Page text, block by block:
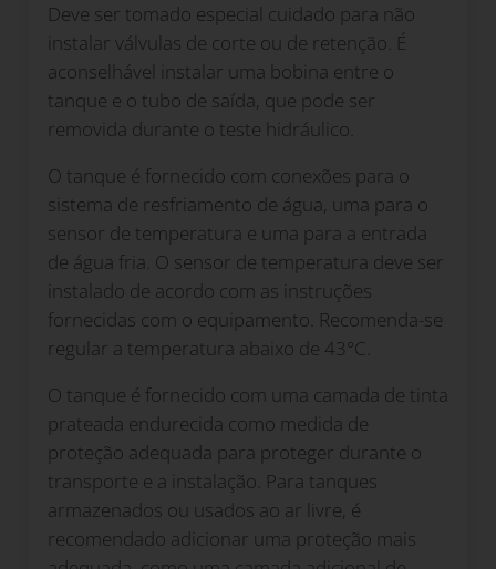
Deve ser tomado especial cuidado para não
instalar válvulas de corte ou de retenção. É
aconselhável instalar uma bobina entre o
tanque e o tubo de saída, que pode ser
removida durante o teste hidráulico.
O tanque é fornecido com conexões para o
sistema de resfriamento de água, uma para o
sensor de temperatura e uma para a entrada
de água fria. O sensor de temperatura deve ser
instalado de acordo com as instruções
fornecidas com o equipamento. Recomenda-se
regular a temperatura abaixo de 43°C.
O tanque é fornecido com uma camada de tinta
prateada endurecida como medida de
proteção adequada para proteger durante o
transporte e a instalação. Para tanques
armazenados ou usados ao ar livre, é
recomendado adicionar uma proteção mais